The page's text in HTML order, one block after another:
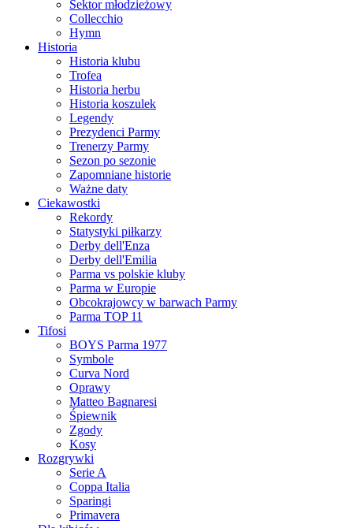
Sektor młodzieżowy
Collecchio
Hymn
Historia
Historia klubu
Trofea
Historia herbu
Historia koszulek
Legendy
Prezydenci Parmy
Trenerzy Parmy
Sezon po sezonie
Zapomniane historie
Ważne daty
Ciekawostki
Rekordy
Statystyki piłkarzy
Derby dell'Enza
Derby dell'Emilia
Parma vs polskie kluby
Parma w Europie
Obcokrajowcy w barwach Parmy
Parma TOP 11
Tifosi
BOYS Parma 1977
Symbole
Curva Nord
Oprawy
Matteo Bagnaresi
Śpiewnik
Zgody
Kosy
Rozgrywki
Serie A
Coppa Italia
Sparingi
Primavera